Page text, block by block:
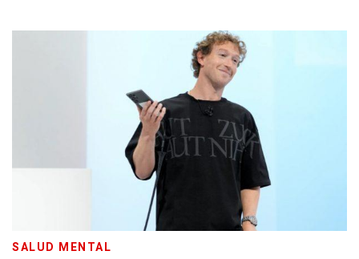
SALUD MENTAL